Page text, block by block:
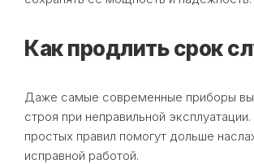
Как продлить срок
Даже самые современные приборы
строя при неправильной
простых правил помогут дольше
исправной работой.